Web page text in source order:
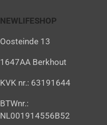
NEWLIFESHOP
Oosteinde 13
1647AA Berkhout
KVK nr.: 63191644
BTWnr.:
NL001914556B52